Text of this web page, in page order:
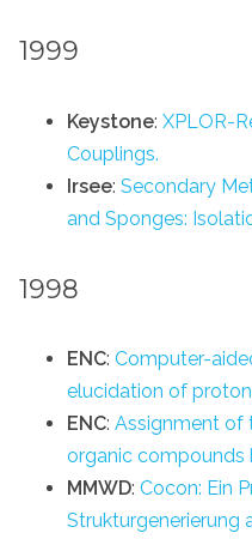
1999
Keystone: XPLOR-
Couplings.
Irsee: Secondary
and Sponges:
1998
ENC: Computer-
elucidation of
ENC: Assignment of
organic compounds
MMWD: Cocon: Ein
Strukturgenerierung